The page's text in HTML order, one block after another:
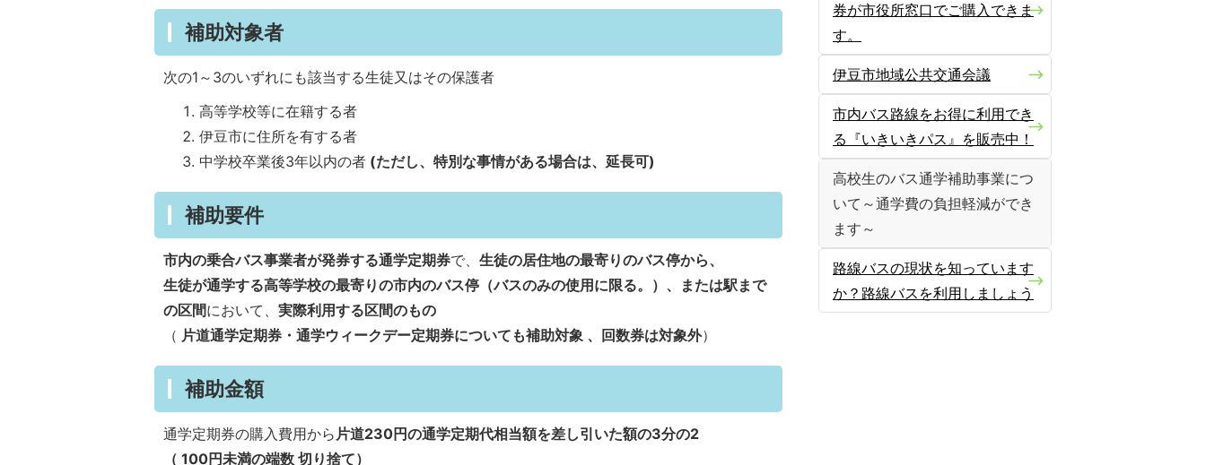
補助対象者
次の1～3のいずれにも該当する生徒又はその保護者
高等学校等に在籍する者
伊豆市に住所を有する者
中学校卒業後3年以内の者 (ただし、特別な事情がある場合は、延長可)
補助要件
市内の乗合バス事業者が発券する通学定期券で、 生徒の居住地の最寄りのバス停から、
生徒が通学する高等学校の最寄りの市内のバス停（バスのみの使用に限る。）、または駅まで
の区間において、 実際利用する区間のもの
（ 片道通学定期券・通学ウィークデー定期券についても補助対象 、回数券は対象外）
補助金額
通学定期券の購入費用から 片道230円の通学定期代相当額を差し引いた額の3分の2
（ 100円未満の端数 切り捨て）
券が市役所窓口でご購入できま
す。
伊豆市地域公共交通会議
市内バス路線をお得に利用でき
る『いきいきパス』を販売中！
高校生のバス通学補助事業につ
いて～通学費の負担軽減ができ
ます～
路線バスの現状を知っています
か？路線バスを利用しましょう